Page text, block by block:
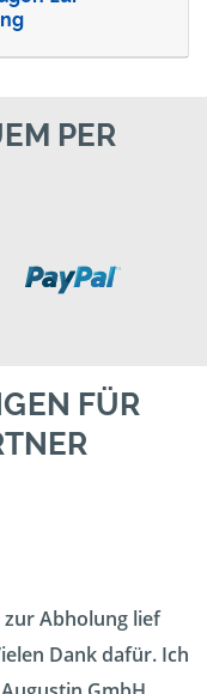
PER
FÜR
zur Abholung lief
Dank dafür. Ich